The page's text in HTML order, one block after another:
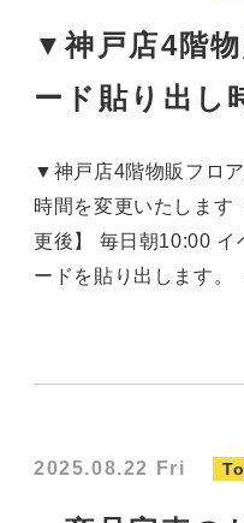
▼神戸店4階
ード貼り出し
▼神戸店4階物販フロ
時間を変更いたします
更後】 毎日朝10:00 イ
ードを貼り出します。
2025.08.22 Fri